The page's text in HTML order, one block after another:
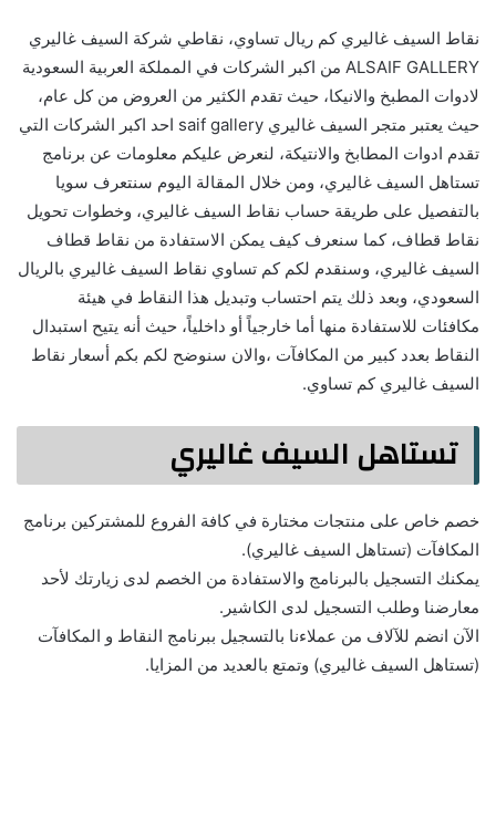
نقاط السيف غاليري كم ريال تساوي، نقاطي شركة السيف غاليري
ALSAIF GALLERY‏ من اكبر الشركات في المملكة العربية السعودية
لادوات المطبخ والانيكا، حيث تقدم الكثير من العروض من كل عام،
حيث يعتبر متجر السيف غاليري saif gallery احد اكبر الشركات التي
تقدم ادوات المطابخ والانتيكة، لنعرض عليكم معلومات عن برنامج
تستاهل السيف غاليري، ومن خلال المقالة اليوم سنتعرف سويا
بالتفصيل على طريقة حساب نقاط السيف غاليري، وخطوات تحويل
نقاط قطاف، كما سنعرف كيف يمكن الاستفادة من نقاط قطاف
السيف غاليري، وسنقدم لكم كم تساوي نقاط السيف غاليري بالريال
السعودي، وبعد ذلك يتم احتساب وتبديل هذا النقاط في هيئة
مكافئات للاستفادة منها أما خارجياً أو داخلياً، حيث أنه يتيح استبدال
النقاط بعدد كبير من المكافآت ،والان سنوضح لكم بكم أسعار نقاط
السيف غاليري كم تساوي.
تستاهل السيف غاليري
خصم خاص على منتجات مختارة في كافة الفروع للمشتركين برنامج
المكافآت (تستاهل السيف غاليري).
يمكنك التسجيل بالبرنامج والاستفادة من الخصم لدى زيارتك لأحد
معارضنا وطلب التسجيل لدى الكاشير.
الآن انضم للآلاف من عملاءنا بالتسجيل ببرنامج النقاط و المكافآت
(تستاهل السيف غاليري) وتمتع بالعديد من المزايا.